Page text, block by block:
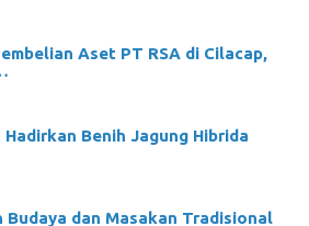
Aset PT RSA di Cilacap,
Hadirkan Benih Jagung Hibrida
Budaya dan Masakan Tradisional